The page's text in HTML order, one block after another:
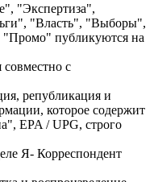
"Экспертиза",
"Власть", "Выборы",
публикуются на
совместно с
републикация и
которое содержит
EPA / UPG, строго
Я- Корреспондент